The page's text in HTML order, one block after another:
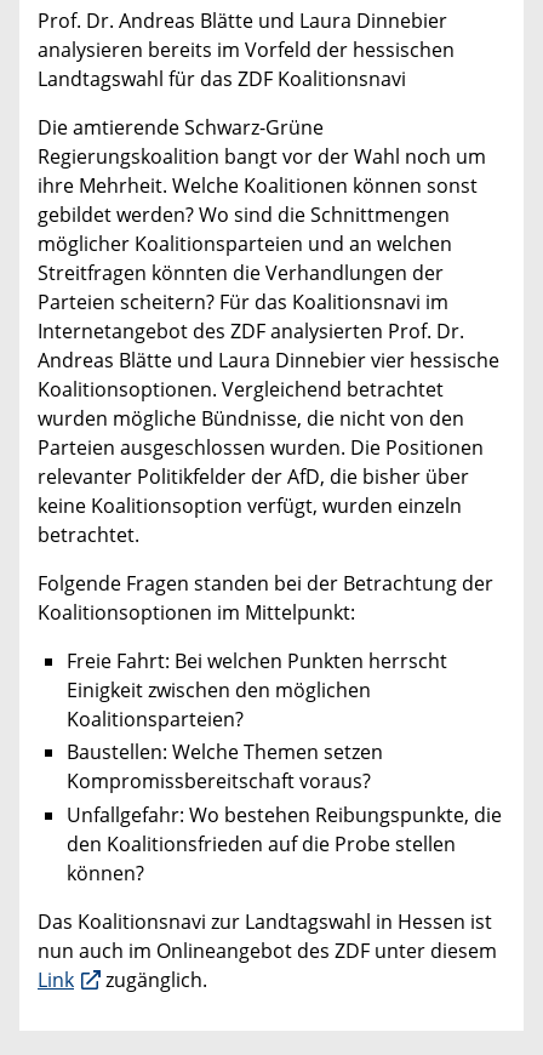
Prof. Dr. Andreas Blätte und Laura Dinnebier
analysieren bereits im Vorfeld der hessischen
Landtagswahl für das ZDF Koalitionsnavi
Die amtierende Schwarz-Grüne
Regierungskoalition bangt vor der Wahl noch um
ihre Mehrheit. Welche Koalitionen können sonst
gebildet werden? Wo sind die Schnittmengen
möglicher Koalitionsparteien und an welchen
Streitfragen könnten die Verhandlungen der
Parteien scheitern? Für das Koalitionsnavi im
Internetangebot des ZDF analysierten Prof. Dr.
Andreas Blätte und Laura Dinnebier vier hessische
Koalitionsoptionen. Vergleichend betrachtet
wurden mögliche Bündnisse, die nicht von den
Parteien ausgeschlossen wurden. Die Positionen
relevanter Politikfelder der AfD, die bisher über
keine Koalitionsoption verfügt, wurden einzeln
betrachtet.
Folgende Fragen standen bei der Betrachtung der
Koalitionsoptionen im Mittelpunkt:
Freie Fahrt: Bei welchen Punkten herrscht
Einigkeit zwischen den möglichen
Koalitionsparteien?
Baustellen: Welche Themen setzen
Kompromissbereitschaft voraus?
Unfallgefahr: Wo bestehen Reibungspunkte, die
den Koalitionsfrieden auf die Probe stellen
können?
Das Koalitionsnavi zur Landtagswahl in Hessen ist
nun auch im Onlineangebot des ZDF unter diesem
Link
zugänglich.